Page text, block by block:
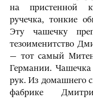
на пристенной
ручечка, тонкие
Эту чашечку
тезоименитство
— тот самый
Германии. Чашечка
рук. Из домашнего
фабрике